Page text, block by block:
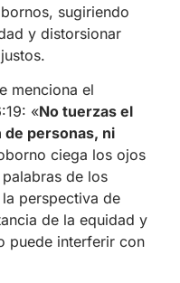
sugiriendo
y distorsionar
menciona el
«No tuerzas el
de personas, ni
ciega los ojos
de los
perspectiva de
de la equidad y
puede interferir con